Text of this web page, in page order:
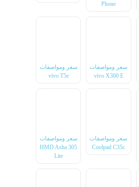
Phone
سعر ومواصفات
vivo X300 E
سعر ومواصفات
vivo T5e
سعر ومواصفات
Coolpad C35c
سعر ومواصفات
HMD Asha 305
Lite